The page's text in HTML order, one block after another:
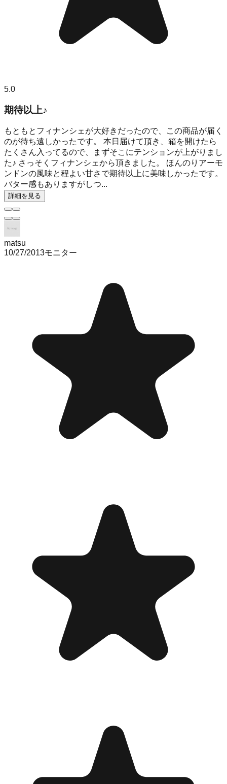
5.0
期待以上♪
もともとフィナンシェが大好きだったので、この商品が届く
のが待ち遠しかったです。 本日届けて頂き、箱を開けたら
たくさん入ってるので、まずそこにテンションが上がりまし
た♪ さっそくフィナンシェから頂きました。 ほんのりアーモ
ンドンの風味と程よい甘さで期待以上に美味しかったです。
バター感もありますがしつ...
詳細を見る
matsu
10/27/2013モニター